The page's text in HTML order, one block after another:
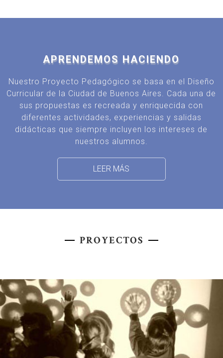
APRENDEMOS HACIENDO
Nuestro Proyecto Pedagógico se basa en el Diseño
Curricular de la Ciudad de Buenos Aires. Cada una de
sus propuestas es recreada y enriquecida con
diferentes actividades, experiencias y salidas
didácticas que siempre incluyen los intereses de
nuestros alumnos.
LEER MÁS
PROYECTOS